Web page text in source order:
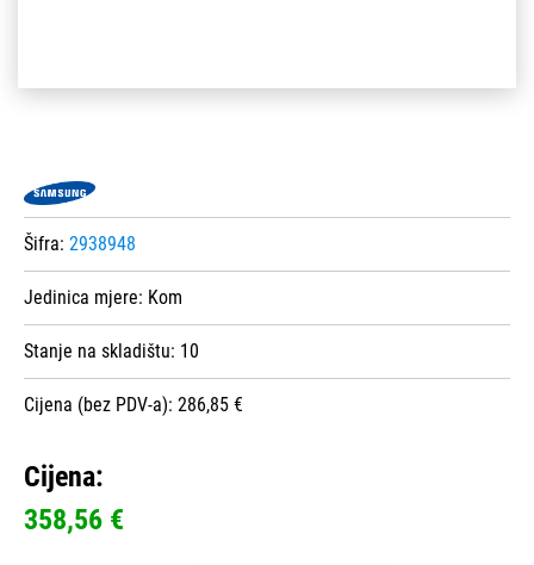
Šifra: 2938948
Jedinica mjere: Kom
Stanje na skladištu: 10
Cijena (bez PDV-a): 286,85 €
Cijena:
358,56 €